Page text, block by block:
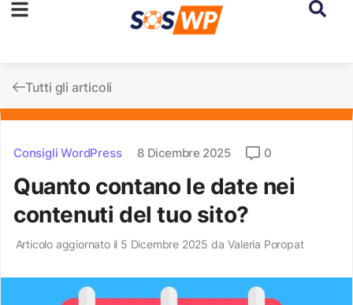
Tutti gli articoli
Consigli WordPress 8 Dicembre 2025 0
Quanto contano le date nei
contenuti del tuo sito?
Articolo aggiornato il 5 Dicembre 2025 da Valeria Poropat